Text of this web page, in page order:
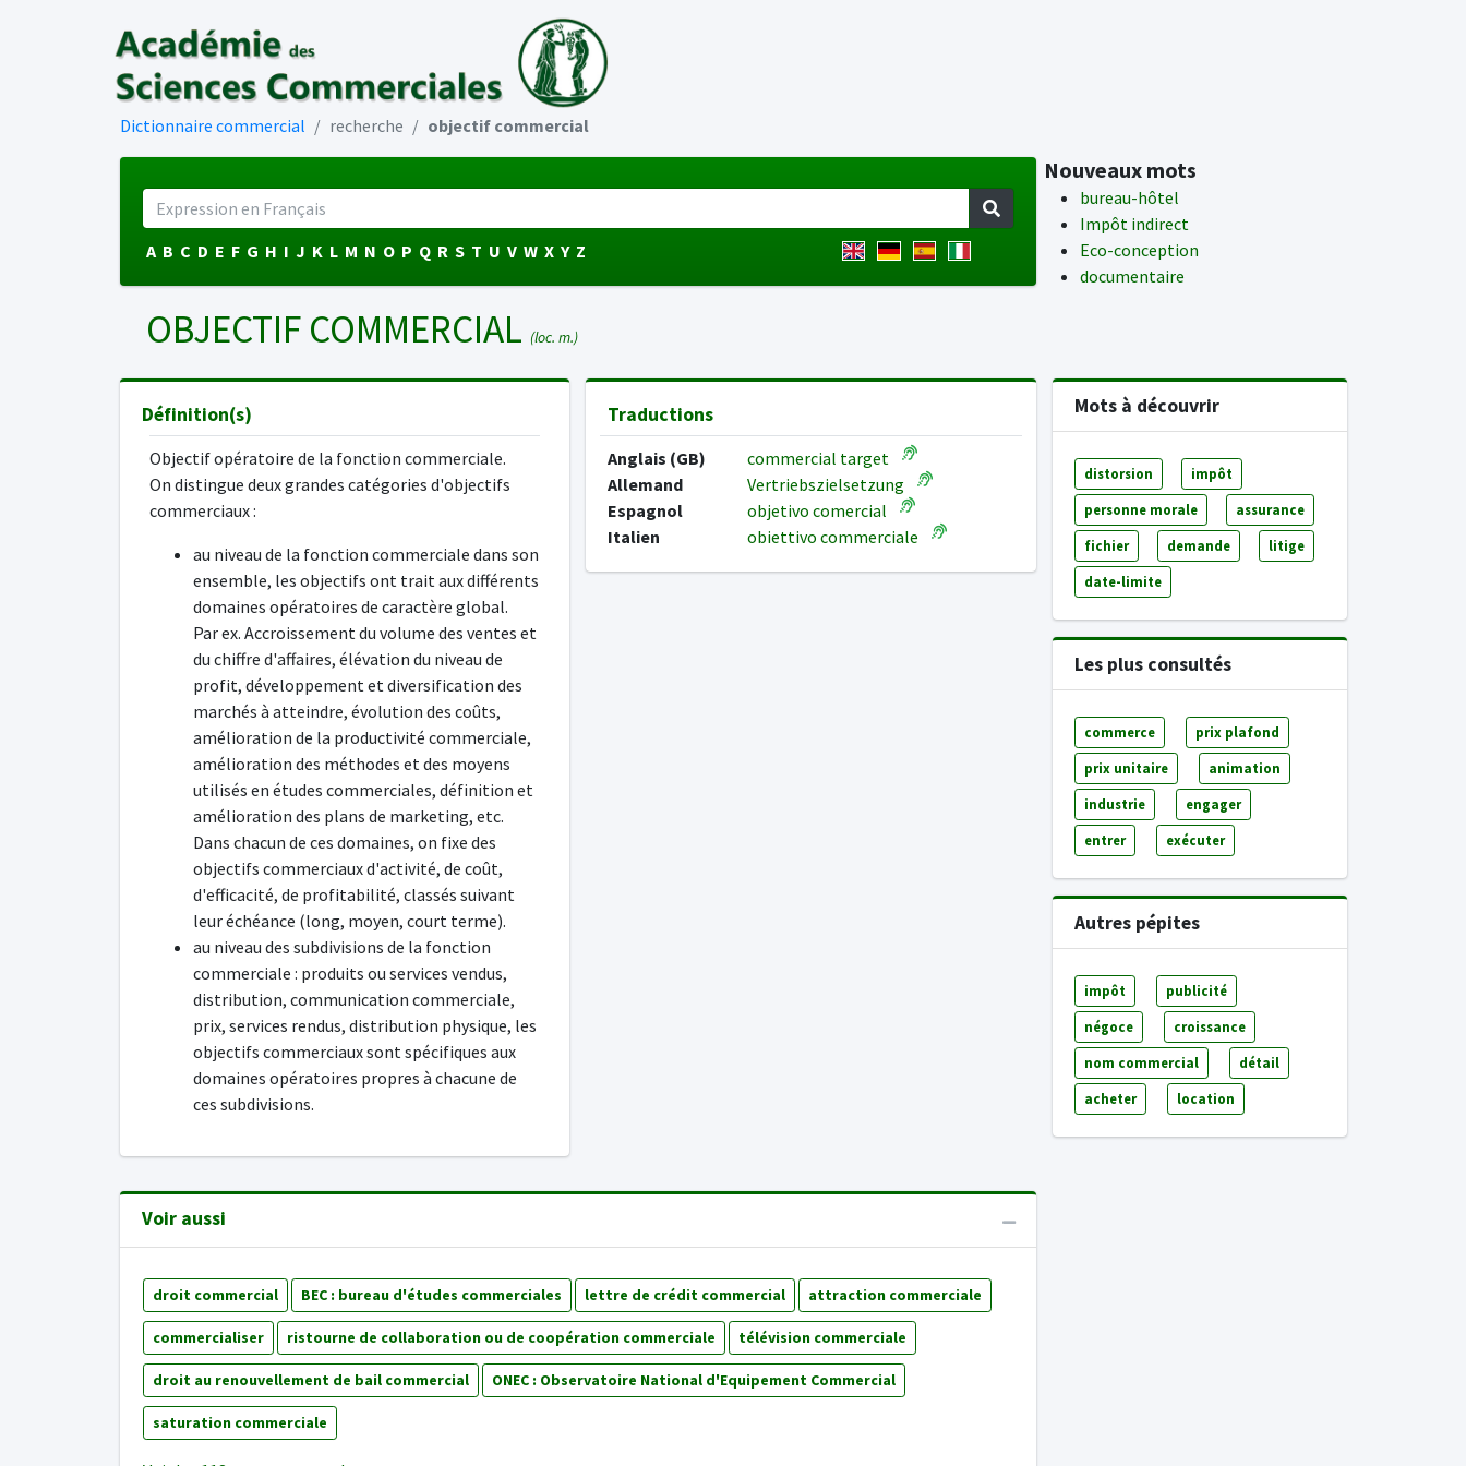
Dictionnaire commercial recherche objectif commercial
A B C D E F G H I J K L M N O P Q R S T U V W X Y Z
Nouveaux mots
bureau-hôtel
Impôt indirect
Eco-conception
documentaire
OBJECTIF COMMERCIAL (loc. m.)
Définition(s)
Objectif opératoire de la fonction commerciale.
On distingue deux grandes catégories d'objectifs
commerciaux :
au niveau de la fonction commerciale dans son
ensemble, les objectifs ont trait aux différents
domaines opératoires de caractère global.
Par ex. Accroissement du volume des ventes et
du chiffre d'affaires, élévation du niveau de
profit, développement et diversification des
marchés à atteindre, évolution des coûts,
amélioration de la productivité commerciale,
amélioration des méthodes et des moyens
utilisés en études commerciales, définition et
amélioration des plans de marketing, etc.
Dans chacun de ces domaines, on fixe des
objectifs commerciaux d'activité, de coût,
d'efficacité, de profitabilité, classés suivant
leur échéance (long, moyen, court terme).
au niveau des subdivisions de la fonction
commerciale : produits ou services vendus,
distribution, communication commerciale,
prix, services rendus, distribution physique, les
objectifs commerciaux sont spécifiques aux
domaines opératoires propres à chacune de
ces subdivisions.
Traductions
Anglais (GB)
commercial target
Allemand
Vertriebszielsetzung
Espagnol
objetivo comercial
Italien
obiettivo commerciale
Voir aussi
droit commercial BEC : bureau d'études commerciales lettre de crédit commercial attraction commerciale
commercialiser ristourne de collaboration ou de coopération commerciale télévision commerciale
droit au renouvellement de bail commercial ONEC : Observatoire National d'Equipement Commercial
saturation commerciale
Mots à découvrir
distorsion impôt
personne morale assurance
fichier demande litige
date-limite
Les plus consultés
commerce prix plafond
prix unitaire animation
industrie engager
entrer exécuter
Autres pépites
impôt publicité
négoce croissance
nom commercial détail
acheter location